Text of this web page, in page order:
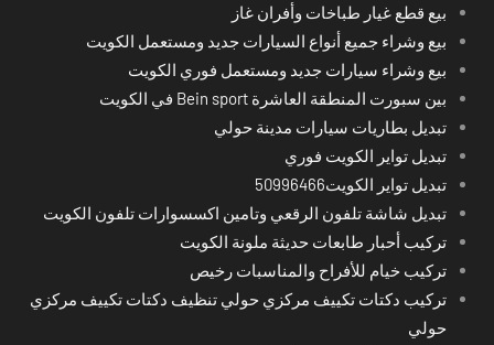
بيع قطع غيار طباخات وأفران غاز
بيع وشراء جميع أنواع السيارات جديد ومستعمل الكويت
بيع وشراء سيارات جديد ومستعمل فوري الكويت
بين سبورت المنطقة العاشرة Bein sport في الكويت
تبديل بطاريات سيارات مدينة حولي
تبديل تواير الكويت فوري
تبديل تواير الكويت50996466
تبديل شاشة تلفون الرقعي وتامين اكسسوارات تلفون الكويت
تركيب أحبار طابعات حديثة ملونة الكويت
تركيب خيام للأفراح والمناسبات رخيص
تركيب دكتات تكييف مركزي حولي تنظيف دكتات تكييف مركزي
حولي